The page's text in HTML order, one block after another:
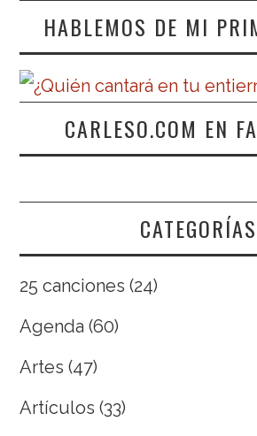
HABLEMOS DE MI
CARLESO.COM EN
CATEGORÍAS
25 canciones (24)
Agenda (60)
Artes (47)
Artículos (33)